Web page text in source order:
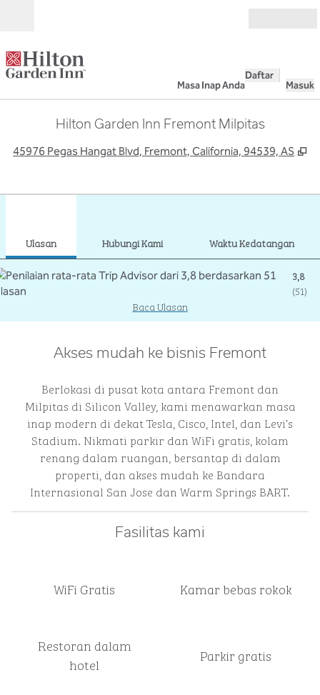
Masa Inap Anda
Daftar
Masuk
Hilton Garden Inn Fremont Milpitas
45976 Pegas Hangat Blvd, Fremont, California, 94539, AS ,
Ulasan Hubungi Kami Waktu Kedatangan
3,8
(51)
Baca Ulasan
Akses mudah ke bisnis Fremont
Berlokasi di pusat kota antara Fremont dan
Milpitas di Silicon Valley, kami menawarkan masa
inap modern di dekat Tesla, Cisco, Intel, dan Levi’s
Stadium. Nikmati parkir dan WiFi gratis, kolam
renang dalam ruangan, bersantap di dalam
properti, dan akses mudah ke Bandara
Internasional San Jose dan Warm Springs BART.
Fasilitas kami
WiFi Gratis Kamar bebas rokok
Restoran dalam
hotel
Parkir gratis